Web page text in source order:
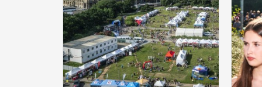
Slouží pro
pomáhají
stran, které
Využívané